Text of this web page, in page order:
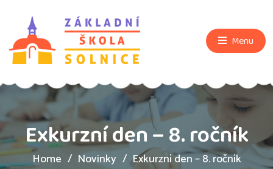
Menu
Exkurzní den – 8. ročník
Home Novinky Exkurzní den – 8. ročník